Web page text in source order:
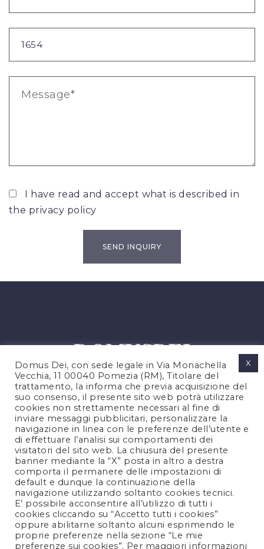
I have read and accept what is described in
the privacy policy
PRIVACY POLICY
COOKIES POLICY
LEGAL NOTES
CONTACTS
FOLLOW US
Domus Dei, con sede legale in Via Monachella
Vecchia, 11 00040 Pomezia (RM), Titolare del
trattamento, la informa che previa acquisizione del
suo consenso, il presente sito web potrà utilizzare
cookies non strettamente necessari al fine di
inviare messaggi pubblicitari, personalizzare la
navigazione in linea con le preferenze dell’utente e
di effettuare l’analisi sui comportamenti dei
visitatori del sito web. La chiusura del presente
banner mediante la “X” posta in altro a destra
comporta il permanere delle impostazioni di
default e dunque la continuazione della
navigazione utilizzando soltanto cookies tecnici.
E’ possibile acconsentire all’utilizzo di tutti i
cookies cliccando su “Accetto tutti i cookies”
oppure abilitarne soltanto alcuni esprimendo le
proprie preferenze nella sezione “Le mie
preferenze sui cookies”. Per maggiori informazioni
X